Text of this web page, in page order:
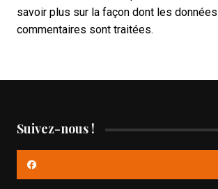
savoir plus sur la façon dont les
commentaires sont traitées.
Suivez-nous !